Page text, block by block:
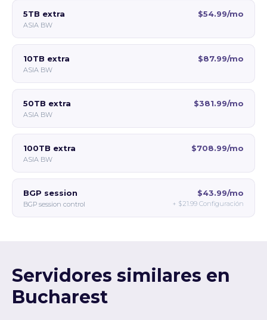
5TB extra
ASIA BW
$54.99/mo
10TB extra
ASIA BW
$87.99/mo
50TB extra
ASIA BW
$381.99/mo
100TB extra
ASIA BW
$708.99/mo
BGP session
BGP session control
$43.99/mo
+ $21.99 Configuración
Servidores similares en
Bucharest